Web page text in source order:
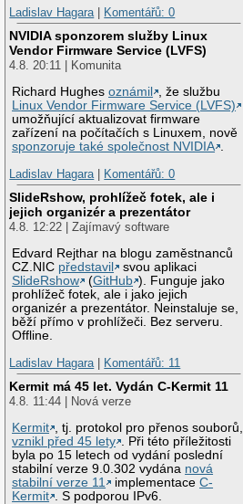
Ladislav Hagara
Komentářů: 0
NVIDIA sponzorem služby Linux
Vendor Firmware Service (LVFS)
4.8. 20:11 | Komunita
Richard Hughesoznámil
, že službu
Linux Vendor Firmware Service (LVFS)
umožňující aktualizovat firmware
zařízení na počítačích s Linuxem, nově
sponzoruje také společnost NVIDIA .
Ladislav Hagara | Komentářů: 0
SlideRshow, prohlížeč fotek, ale i
jejich organizér a prezentátor
4.8. 12:22 | Zajímavý software
Edvard Rejthar na blogu zaměstnanců
CZ.NIC představil
svou aplikaci
SlideRshow
(GitHub ). Funguje jako
prohlížeč fotek, ale i jako jejich
organizér a prezentátor. Neinstaluje se,
běží přímo v prohlížeči. Bez serveru.
Offline.
Ladislav Hagara | Komentářů: 11
Kermit má 45 let. Vydán C-Kermit 11
4.8. 11:44 | Nová verze
Kermit , tj. protokol pro přenos souborů,
vznikl před 45 lety . Při této příležitosti
byla po 15 letech od vydání poslední
stabilní verze 9.0.302 vydána nová
stabilní verze 11
implementaceC-
Kermit . S podporou IPv6.